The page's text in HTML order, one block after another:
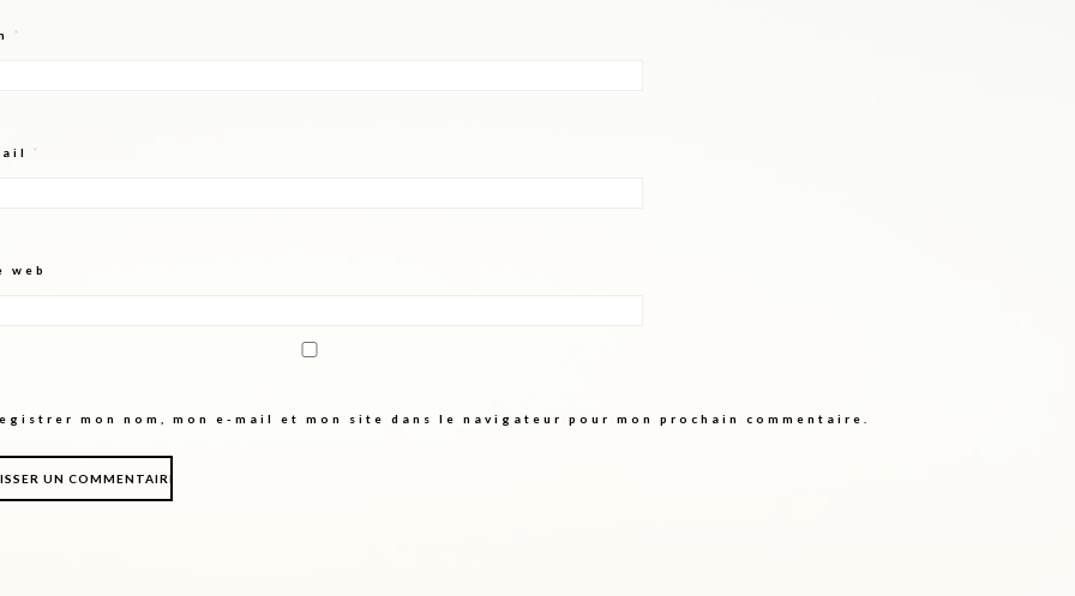
*
*
web
mon nom, mon e-mail et mon site dans le navigateur pour mon prochain commentaire.